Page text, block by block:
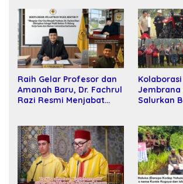
Raih Gelar Profesor dan
Amanah Baru, Dr. Fachrul
Razi Resmi Menjabat
Jembrana
Salurkan